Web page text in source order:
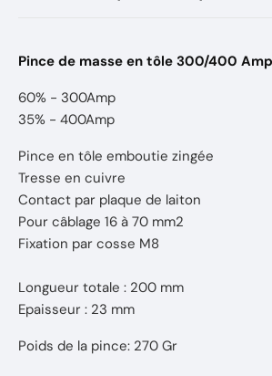
Pince de masse en tôle 300/400
60% - 300Amp
35% - 400Amp
Pince en tôle emboutie zingée
Tresse en cuivre
Contact par plaque de laiton
Pour câblage 16 à 70 mm2
Fixation par cosse M8
Longueur totale : 200 mm
Epaisseur : 23 mm
Poids de la pince: 270 Gr